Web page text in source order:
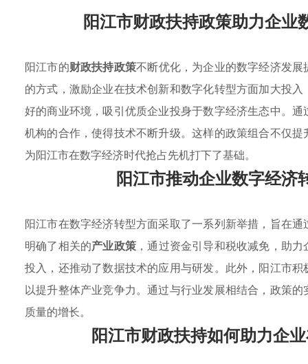
阳江市财政扶持政策助力企业
阳江市的财政扶持政策不断优化，为企业的数字经济发
的方式，激励企业在技术创新和数字化转型方面加大投
好的商业环境，吸引优质企业投身于数字经济生态中。
机构的合作，使得技术不断升级。这样的政策组合不仅
为阳江市在数字经济时代抢占先机打下了基础。
阳江市推动企业数字经济
阳江市在数字经济转型方面采取了一系列新举措，旨在通
明确了相关的产业政策 ，通过资金引导和税收减免，助
投入，还推动了数据技术的应用与研发。此外，阳江市
以提升整体产业竞争力。通过与行业发展相结合，政策
质量的增长。
阳江市财政扶持如何助力企